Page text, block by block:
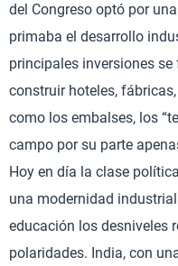
del Congreso optó por
primaba el desarrollo
principales inversiones
construir hoteles,
como los embalses, los
campo por su parte
Hoy en día la clase
una modernidad
educación los desniveles
polaridades. India, con